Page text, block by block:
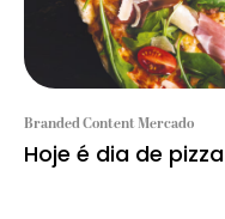
Branded Content Mercado
Hoje é dia de pizza